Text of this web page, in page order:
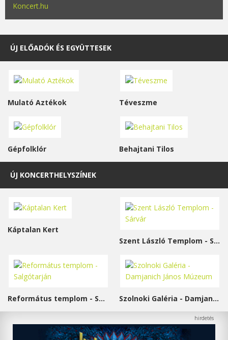
Koncert.hu
ÚJ ELŐADÓK ÉS EGYÜTTESEK
Mulató Aztékok Téveszme
Gépfolklór Behajtani Tilos
ÚJ KONCERTHELYSZÍNEK
Káptalan Kert
Szent László Templom - Sárvár
Református templom - Salgótarján Szolnoki Galéria - Damjanich János Múzeum